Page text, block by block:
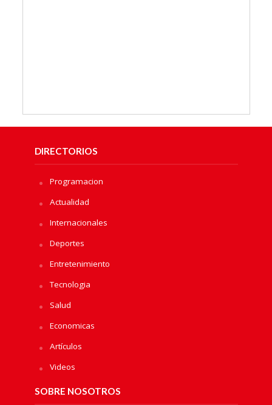
DIRECTORIOS
Programacion
Actualidad
Internacionales
Deportes
Entretenimiento
Tecnologia
Salud
Economicas
Artículos
Videos
SOBRE NOSOTROS